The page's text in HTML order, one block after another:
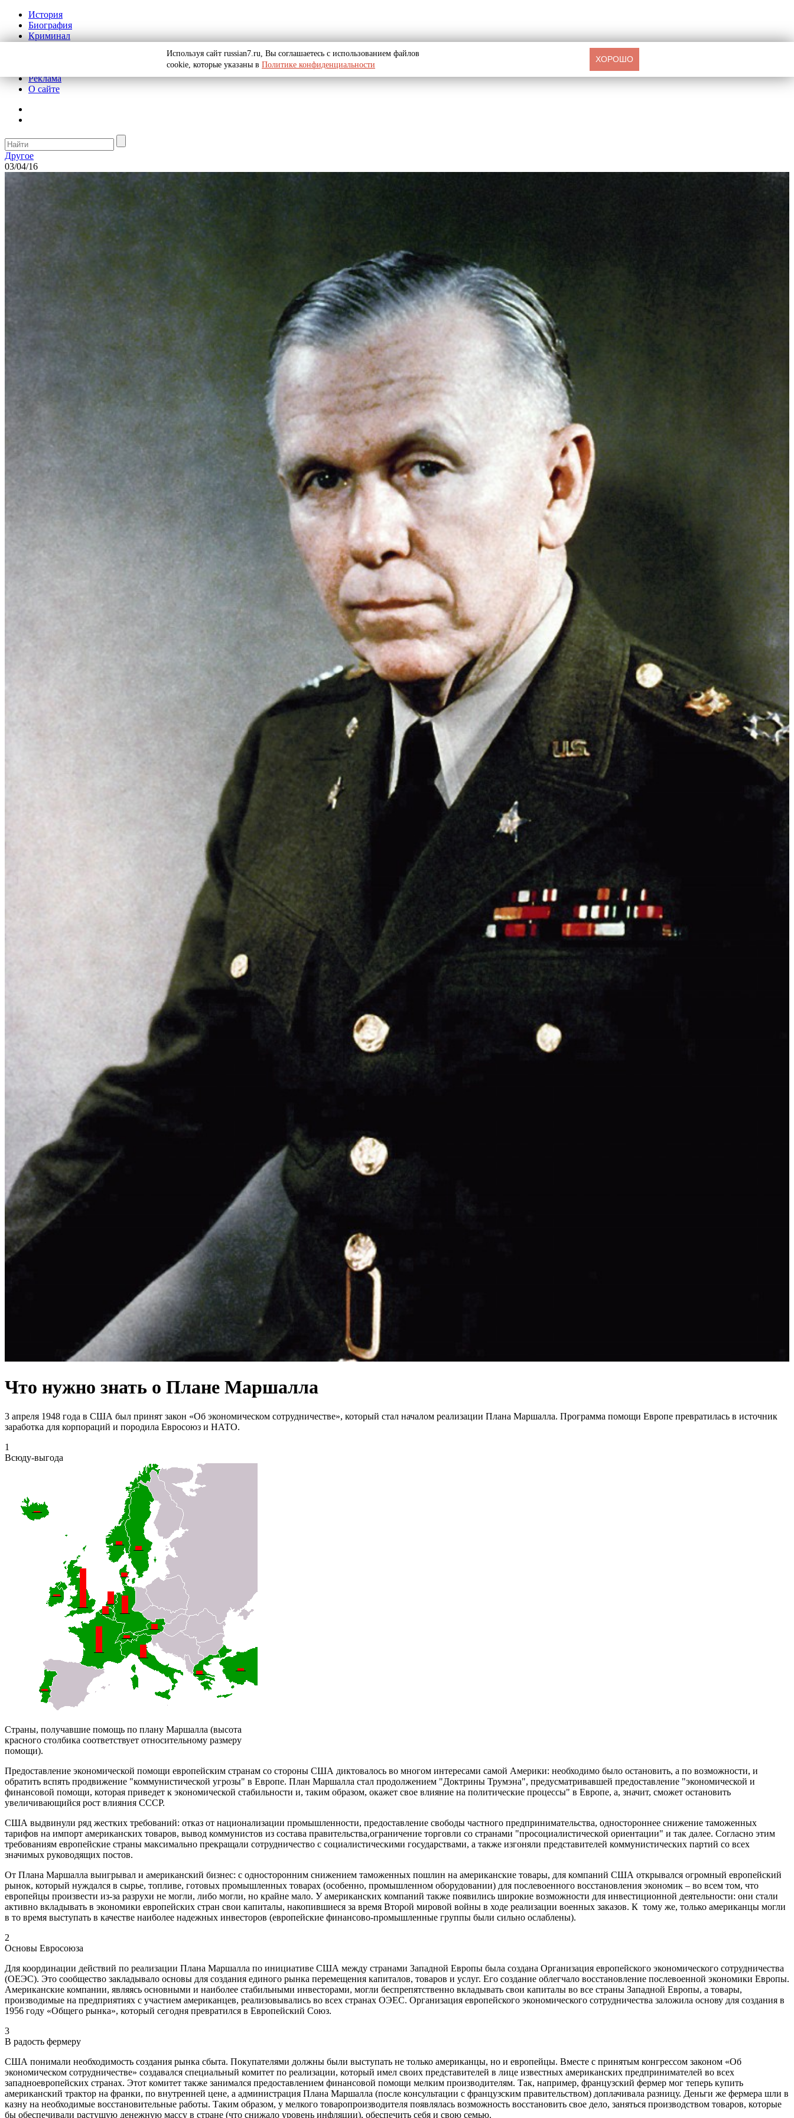
История
Биография
Криминал
Реклама
О сайте
Другое
03/04/16
Что нужно знать о Плане Маршалла
3 апреля 1948 года в США был принят закон «Об экономическом сотрудничестве», который стал началом реализации Плана Маршалла. Программа помощи Европе превратилась в источник
заработка для корпораций и породила Евросоюз и НАТО.
1
Всюду-выгода
Страны, получавшие помощь по плану Маршалла (высота
красного столбика соответствует относительному размеру
помощи).
Предоставление экономической помощи европейским странам со стороны США диктовалось во многом интересами самой Америки: необходимо было остановить, а по возможности, и
обратить вспять продвижение "коммунистической угрозы" в Европе. План Маршалла стал продолжением "Доктрины Трумэна", предусматривавшей предоставление "экономической и
финансовой помощи, которая приведет к экономической стабильности и, таким образом, окажет свое влияние на политические процессы" в Европе, а, значит, сможет остановить
увеличивающийся рост влияния СССР.
США выдвинули ряд жестких требований: отказ от национализации промышленности, предоставление свободы частного предпринимательства, одностороннее снижение таможенных
тарифов на импорт американских товаров, вывод коммунистов из состава правительства,ограничение торговли со странами "просоциалистической ориентации" и так далее. Согласно этим
требованиям европейские страны максимально прекращали сотрудничество с социалистическими государствами, а также изгоняли представителей коммунистических партий со всех
значимых руководящих постов.
От Плана Маршалла выигрывал и американский бизнес: с односторонним снижением таможенных пошлин на американские товары, для компаний США открывался огромный европейский
рынок, который нуждался в сырье, топливе, готовых промышленных товарах (особенно, промышленном оборудовании) для послевоенного восстановления экономик – во всем том, что
европейцы произвести из-за разрухи не могли, либо могли, но крайне мало. У американских компаний также появились широкие возможности для инвестиционной деятельности: они стали
активно вкладывать в экономики европейских стран свои капиталы, накопившиеся за время Второй мировой войны в ходе реализации военных заказов. К тому же, только американцы могли
в то время выступать в качестве наиболее надежных инвесторов (европейские финансово-промышленные группы были сильно ослаблены).
2
Основы Евросоюза
Для координации действий по реализации Плана Маршалла по инициативе США между странами Западной Европы была создана Организация европейского экономического сотрудничества
(ОЕЭС). Это сообщество закладывало основы для создания единого рынка перемещения капиталов, товаров и услуг. Его создание облегчало восстановление послевоенной экономики Европы.
Американские компании, являясь основными и наиболее стабильными инвесторами, могли беспрепятственно вкладывать свои капиталы во все страны Западной Европы, а товары,
производимые на предприятиях с участием американцев, реализовывались во всех странах ОЭЕС. Организация европейского экономического сотрудничества заложила основу для создания в
1956 году «Общего рынка», который сегодня превратился в Европейский Союз.
3
В радость фермеру
США понимали необходимость создания рынка сбыта. Покупателями должны были выступать не только американцы, но и европейцы. Вместе с принятым конгрессом законом «Об
экономическом сотрудничестве» создавался специальный комитет по реализации, который имел своих представителей в лице известных американских предпринимателей во всех
западноевропейских странах. Этот комитет также занимался предоставлением финансовой помощи мелким производителям. Так, например, французский фермер мог теперь купить
американский трактор на франки, по внутренней цене, а администрация Плана Маршалла (после консультации с французским правительством) доплачивала разницу. Деньги же фермера шли в
казну на необходимые восстановительные работы. Таким образом, у мелкого товаропроизводителя появлялась возможность восстановить свое дело, заняться производством товаров, которые
бы обеспечивали растущую денежную массу в стране (что снижало уровень инфляции), обеспечить себя и свою семью.
Используя сайт russian7.ru, Вы соглашаетесь с использованием файлов
cookie, которые указаны в Политике конфиденциальности
ХОРОШО